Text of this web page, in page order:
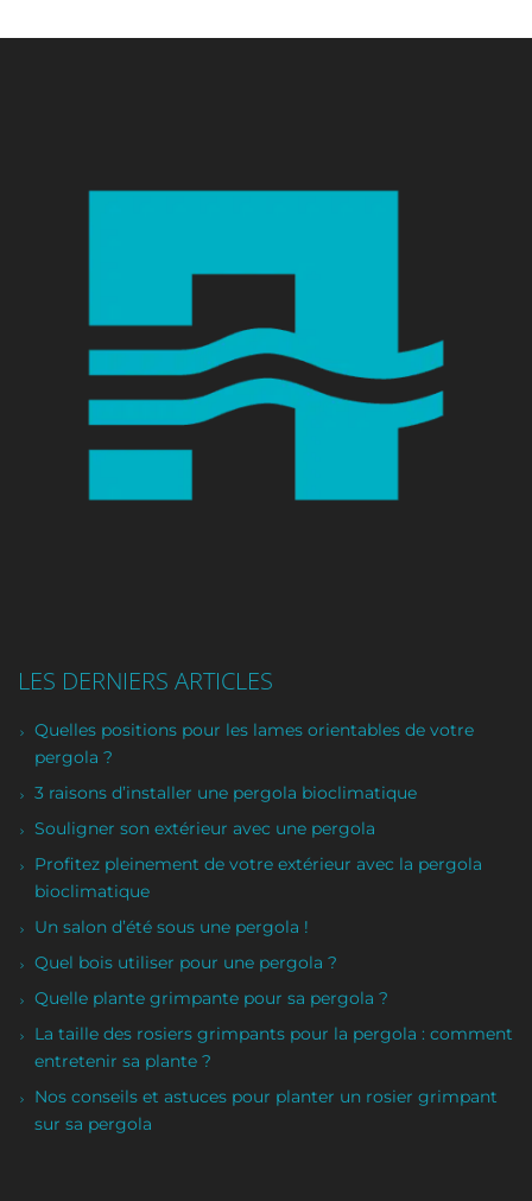
LES DERNIERS ARTICLES
Quelles positions pour les lames orientables de votre
pergola ?
3 raisons d’installer une pergola bioclimatique
Souligner son extérieur avec une pergola
Profitez pleinement de votre extérieur avec la pergola
bioclimatique
Un salon d’été sous une pergola !
Quel bois utiliser pour une pergola ?
Quelle plante grimpante pour sa pergola ?
La taille des rosiers grimpants pour la pergola : comment
entretenir sa plante ?
Nos conseils et astuces pour planter un rosier grimpant
sur sa pergola